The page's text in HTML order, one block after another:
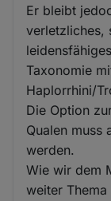
Er bleibt
verletzliches,
Taxonomie
Haplorrhini/
Die Option
Qualen muss
werden.
Wie wir dem
weiter